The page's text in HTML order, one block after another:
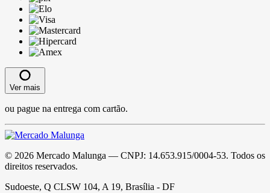
Ver mais
ou pague na entrega com cartão.
© 2026 Mercado Malunga — CNPJ: 14.653.915/0004-53. Todos os
direitos reservados.
Sudoeste, Q CLSW 104, A 19, Brasília - DF